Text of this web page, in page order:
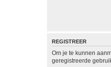
REGISTREER
Om je te kunnen
geregistreerde